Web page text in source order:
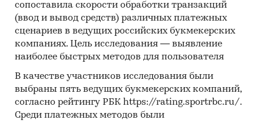
Базы данных Федеральной Таможенной
службы РФ, ФСГС РФ (Росстат).
Материалы DataMonitor, EuroMonitor,
Eurostat.
Печатные и электронные деловые и
специализированные издания,
аналитические обзоры.
сопоставила скорости обработки транзакций
(ввод и вывод средств) различных платежных
сценариев в ведущих российских букмекерских
компаниях. Цель исследования — выявление
наиболее быстрых методов для пользователя
В качестве участников исследования были
выбраны пять ведущих букмекерских компаний,
согласно рейтингу РБК https://rating.sportrbc.ru/.
Среди платежных методов были